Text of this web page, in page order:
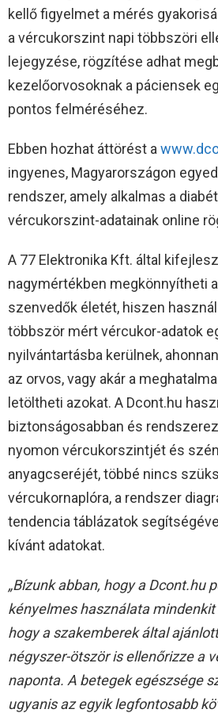
kellő figyelmet a mérés
a vércukorszint napi többszöri
lejegyzése, rögzítése adhat
kezelőorvosoknak a páciensek
pontos felméréséhez.
Ebben hozhat áttörést a
ingyenes, Magyarországon
rendszer, amely alkalmas a
vércukorszint-adatainak online
A 77 Elektronika Kft. által
nagymértékben megkönnyítheti
szenvedők életét, hiszen
többször mért vércukor-adatok
nyilvántartásba kerülnek,
az orvos, vagy akár a
letöltheti azokat. A Dcont.hu
biztonságosabban és
nyomon vércukorszintjét és
anyagcseréjét, többé nincs
vércukornaplóra, a rendszer
tendencia táblázatok
kívánt adatokat.
„Bízunk abban, hogy a Dcont.hu
kényelmes használata mindenkit
hogy a szakemberek által
négyszer-ötször is ellenőrizze a
naponta. A betegek egészsége
ugyanis az egyik legfontosabb